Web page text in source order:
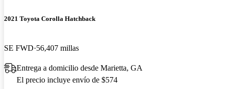
2021 Toyota Corolla Hatchback
SE FWD 56,407 millas
Entrega a domicilio desde Marietta, GA
El precio incluye envío de $574